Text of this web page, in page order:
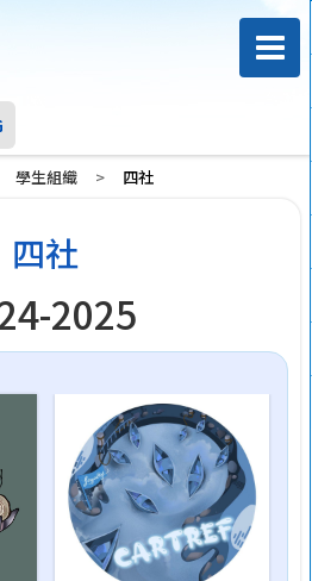
學生組織 > 四社
四社
2025